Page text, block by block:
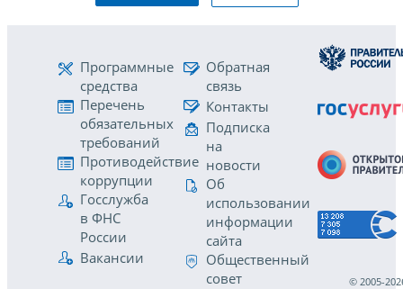
Программные
средства
Перечень
обязательных
требований
Противодействие
коррупции
Госслужба
в ФНС
России
Вакансии
Обратная
связь
Контакты
Подписка
на
новости
Об
использовании
информации
сайта
Общественный
совет
© 2005-